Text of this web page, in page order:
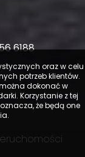
6188
oraz w celu
potrzeb klientów.
dokonać w
Korzystanie z tej
że będą one